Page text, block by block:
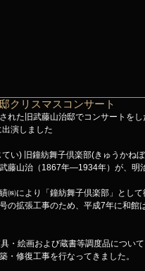
クリスマスコンサート
れた旧武藤山治邸でコンサートを
演しました
てい) 旧鐘紡舞子倶楽部(きゅうかね
藤山治（1867年―1934年）が、明
㈱により「鐘紡舞子倶楽部」とし
の拡張工事のため、平成7年に和館
・絵画および蔵書等調度品につい
・修復工事を行なってきました。